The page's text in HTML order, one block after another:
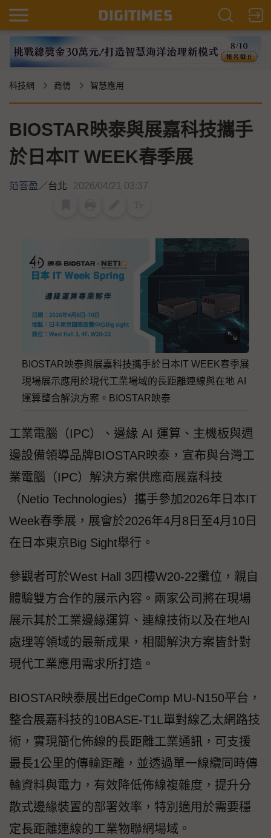
科技網 商情 智慧應用
BIOSTAR映泰與展嘉科技攜手
於日本IT WEEK春季展
范菩盈／台北 2026/04/21 03:37
BIOSTAR映泰與展嘉科技攜手於日本IT WEEK春季展
現場展示應用於現代工業場域的長距離連線與在地 AI
運算整合解決方案。BIOSTAR映泰
工業電腦（IPC）、邊緣 AI 運算、主機板與週
邊設備領導品牌BIOSTAR映泰，宣布與台灣工
業電腦（IPC）解決方案供應商展嘉科技
（Netio Technologies）攜手參加2026年日本IT
Week春季展，展會於2026年4月8日至4月10日
在日本東京Big Sight舉行。
參觀者可於West Hall 3四樓W20-22攤位，親自
體驗雙方合作的展示內容。兩家公司將在現場
展示其於工業邊緣運算、連線技術以及在地AI
處理等領域的最新成果，相關解決方案皆針對
現代工業應用需求所打造。
BIOSTAR映泰展出EdgeComp MU-N150平台，
整合展嘉科技的10BASE-T1L單對線乙太網路技
術，實現簡化佈線的長距離工業通訊，可支援
最長1公里的傳輸距離，並透過單一線纜同時傳
輸資料與電力，有效降低佈線複雜度，提升分
散式邊緣裝置的部署效率，特別適用於需要穩
定長距離連線的工業物聯網場域。